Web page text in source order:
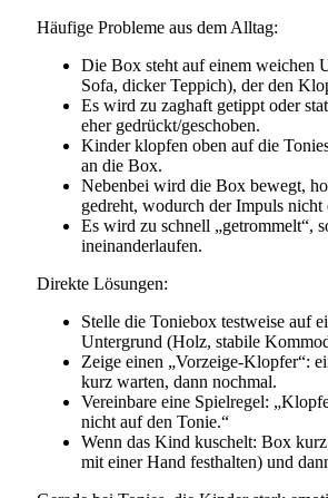
Häufige Probleme aus dem Alltag:
Die Box steht auf einem weichen
Sofa, dicker Teppich), der den
Es wird zu zaghaft getippt oder
eher gedrückt/geschoben.
Kinder klopfen oben auf die
an die Box.
Nebenbei wird die Box bewegt,
gedreht, wodurch der Impuls nicht
Es wird zu schnell „getrommelt“,
ineinanderlaufen.
Direkte Lösungen:
Stelle die Toniebox testweise auf
Untergrund (Holz, stabile
Zeige einen „Vorzeige-Klopfer“:
kurz warten, dann nochmal.
Vereinbare eine Spielregel:
nicht auf den Tonie.“
Wenn das Kind kuschelt: Box
mit einer Hand festhalten) und